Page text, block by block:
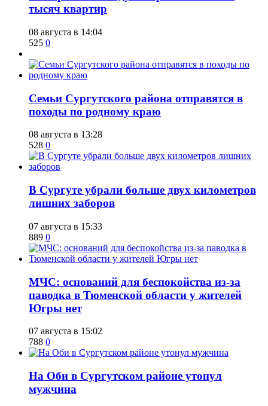
тысяч квартир
08 августа в 14:04
525 0
​Семьи Сургутского района отправятся в
походы по родному краю
08 августа в 13:28
528 0
​В Сургуте убрали больше двух километров
лишних заборов
07 августа в 15:33
889 0
​МЧС: оснований для беспокойства из-за
паводка в Тюменской области у жителей
Югры нет
07 августа в 15:02
788 0
​На Оби в Сургутском районе утонул
мужчина